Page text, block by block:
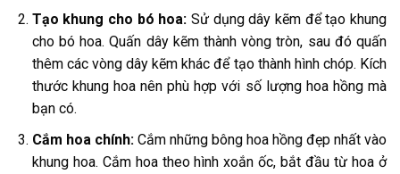
Tạo khung cho bó hoa: Sử dụng dây kẽm để tạo khung
cho bó hoa. Quấn dây kẽm thành vòng tròn, sau đó quấn
thêm các vòng dây kẽm khác để tạo thành hình chóp. Kích
thước khung hoa nên phù hợp với số lượng hoa hồng mà
bạn có.
Cắm hoa chính:Cắm những bông hoa hồng đẹp nhất vào
khung hoa. Cắm hoa theo hình xoắn ốc, bắt đầu từ hoa ở